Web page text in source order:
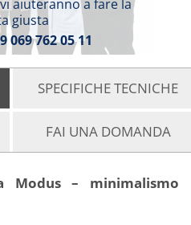
aiuteranno a fare la
giusta
069 762 05 11
SPECIFICHE TECNICHE
FAI UNA DOMANDA
Modus – minimalismo